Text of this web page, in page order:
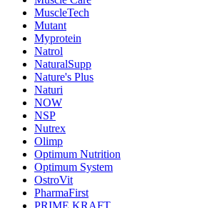
MuscleTech
Mutant
Myprotein
Natrol
NaturalSupp
Nature's Plus
Naturi
NOW
NSP
Nutrex
Olimp
Optimum Nutrition
Optimum System
OstroVit
PharmaFirst
PRIME KRAFT